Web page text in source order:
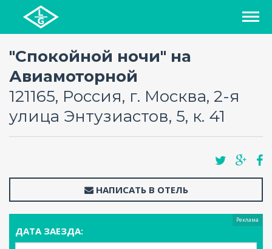
СПИСОК ОТЕЛЕЙ
РЕГИОНЫ
О ПРОЕКТЕ
FAQ
КАРТА
"Спокойной ночи" на
Авиамоторной
121165, Россия, г. Москва, 2-я
улица Энтузиастов, 5, к. 41
НАПИСАТЬ В ОТЕЛЬ
Реклама
ДАТА ЗАЕЗДА: